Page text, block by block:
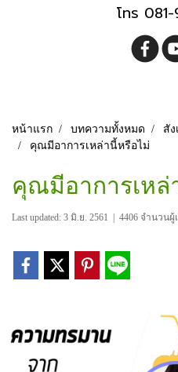
โทร
หน้าแรก บทความทั้งหมด
สั
คุณมีอาการเหล่านี้หรือไม่
คุณมีอาการเหล่
Last updated: 3 มิ.ย. 2561 4406 จำนวนผู้